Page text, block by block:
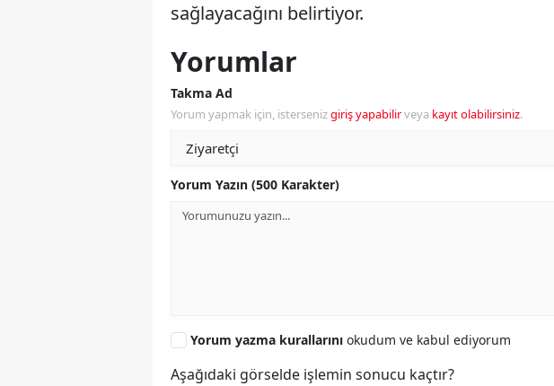
sağlayacağını belirtiyor.
Yorumlar
Takma Ad
Yorum yapmak için, istersenizgiriş yapabilirveya kayıt olabilirsiniz.
Yorum Yazın (500 Karakter)
Yorum yazma kurallarını okudum ve kabul ediyorum
Aşağıdaki görselde işlemin sonucu kaçtır?